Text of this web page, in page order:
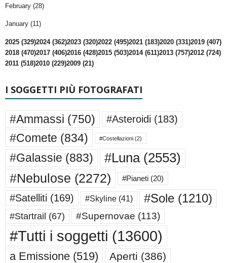
February (28)
January (11)
2025 (329)2024 (362)2023 (320)2022 (495)2021 (183)2020 (331)2019 (407)
2018 (470)2017 (406)2016 (428)2015 (503)2014 (611)2013 (757)2012 (724)
2011 (518)2010 (229)2009 (21)
I SOGGETTI PIÙ FOTOGRAFATI
#Ammassi (750) #Asteroidi (183)
#Comete (834) #Costellazioni (2)
#Galassie (883) #Luna(2553)
#Nebulose (2272) #Pianeti (20)
#Satelliti (169) #Skyline (41) #Sole (1210)
#Startrail (67) #Supernovae (113)
#Tutti i soggetti (13600)
a Emissione (519) Aperti (386)